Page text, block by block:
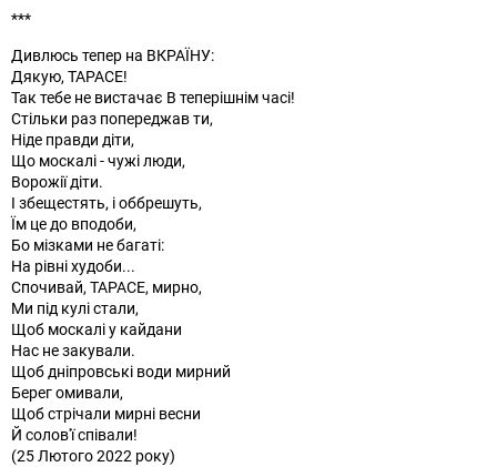
***
Дивлюсь тепер на ВКРАЇНУ:
Дякую, ТАРАСЕ!
Так тебе не вистачає В теперішнім часі!
Стільки раз попереджав ти,
Ніде правди діти,
Що москалі - чужі люди,
Ворожії діти.
І збещестять, і оббрешуть,
Їм це до вподоби,
Бо мізками не багаті:
На рівні худоби...
Спочивай, ТАРАСЕ, мирно,
Ми під кулі стали,
Щоб москалі у кайдани
Нас не закували.
Щоб дніпровські води мирний
Берег омивали,
Щоб стрічали мирні весни
Й солов'ї співали!
(25 Лютого 2022 року)